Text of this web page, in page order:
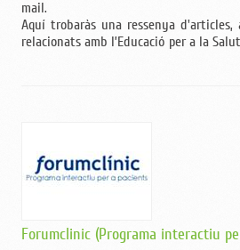
mail.
Aquí trobaràs una ressenya d'articles,
relacionats amb l’Educació per a la
Forumclinic (Programa interactiu